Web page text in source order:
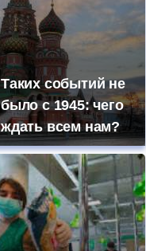
Таких событий не
было с 1945: чего
ждать всем нам?